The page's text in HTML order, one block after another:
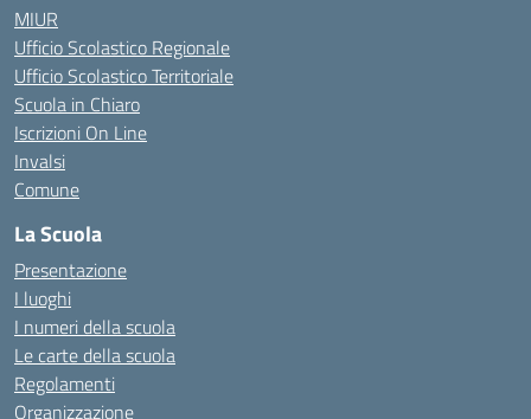
MIUR
Ufficio Scolastico Regionale
Ufficio Scolastico Territoriale
Scuola in Chiaro
Iscrizioni On Line
Invalsi
Comune
La Scuola
Presentazione
I luoghi
I numeri della scuola
Le carte della scuola
Regolamenti
Organizzazione